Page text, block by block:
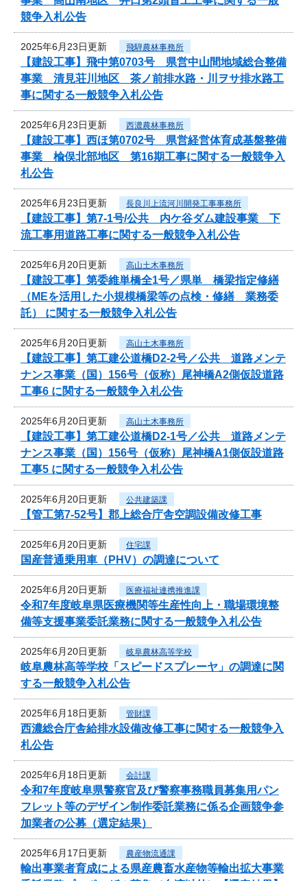
競争入札公告
2025年6月23日更新 飛騨農林事務所
【建設工事】飛中第0703号 県営中山間地域総合整備
事業 清見荘川地区 茶ノ前排水路・川ヲサ排水路工
事に関する一般競争入札公告
2025年6月23日更新 西濃農林事務所
【建設工事】西ほ第0702号 県営経営体育成基盤整備
事業 楡俣北部地区 第16期工事に関する一般競争入
札公告
2025年6月23日更新 長良川上流河川開発工事事務所
【建設工事】第7-1号/公共 内ケ谷ダム建設事業 下
流工事用道路工事に関する一般競争入札公告
2025年6月20日更新 高山土木事務所
【建設工事】第委維単橋全1号／県単 橋梁指定修繕
（MEを活用した小規模橋梁等の点検・修繕 業務委
託） に関する一般競争入札公告
2025年6月20日更新 高山土木事務所
【建設工事】第工建公道橋D2-2号／公共 道路メンテ
ナンス事業（国）156号（仮称）尾神橋A2側仮設道路
工事6 に関する一般競争入札公告
2025年6月20日更新 高山土木事務所
【建設工事】第工建公道橋D2-1号／公共 道路メンテ
ナンス事業（国）156号（仮称）尾神橋A1側仮設道路
工事5 に関する一般競争入札公告
2025年6月20日更新 公共建築課
【管工第7-52号】郡上総合庁舎空調設備改修工事
2025年6月20日更新 住宅課
国産普通乗用車（PHV）の調達について
2025年6月20日更新 医療福祉連携推進課
令和7年度岐阜県医療機関等生産性向上・職場環境整
備等支援事業委託業務に関する一般競争入札公告
2025年6月20日更新 岐阜農林高等学校
岐阜農林高等学校「スピードスプレーヤ」の調達に関
する一般競争入札公告
2025年6月18日更新 管財課
西濃総合庁舎給排水設備改修工事に関する一般競争入
札公告
2025年6月18日更新 会計課
令和7年度岐阜県警察官及び警察事務職員募集用パン
フレット等のデザイン制作委託業務に係る企画競争参
加業者の公募（選定結果）
2025年6月17日更新 農産物流通課
輸出事業者育成による県産農畜水産物等輸出拡大事業